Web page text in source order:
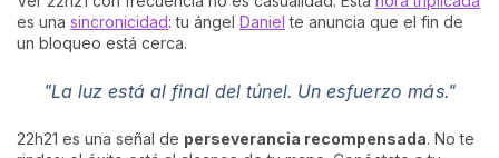
es una sincronicidad: tu ángel Daniel te anuncia que el fin de
un bloqueo está cerca.
"La luz está al final del túnel. Un esfuerzo más."
22h21 es una señal de perseverancia recompensada. No te